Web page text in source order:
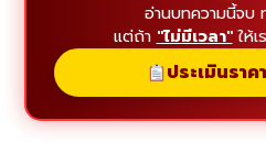
อ่านบทความนี้จบ
แต่ถ้า "ไม่มีเวลา"ให้เ
ประเมินรา